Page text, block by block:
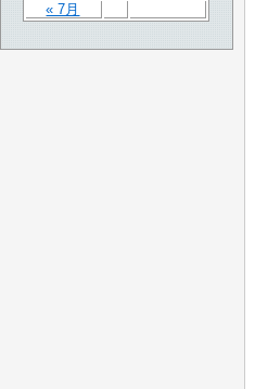
« 7月